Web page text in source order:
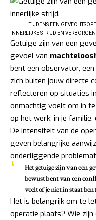
TIJDENS EEN
INNERLIJKE STRIJD EN
Getuige zijn van een
gevoel van
bent een observator,
zich buiten jouw directe
reflecteren op situaties
onmachtig voelt om in
op het werk, in je
De intensiteit van de
geven belangrijke
onderliggende
Het getuige zijn van een
bewust bent van een
voelt of je niet in staat
Het is belangrijk om te
operatie plaats? Wie